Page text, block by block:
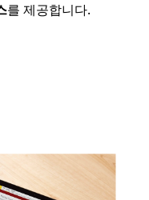
를 제공합니다.